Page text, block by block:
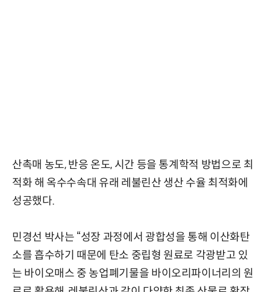
산촉매 농도, 반응 온도, 시간 등을 통계학적 방법으로 최
적화 해 옥수수속대 유래 레불린산 생산 수율 최적화에
성공했다.
민경선 박사는 “성장 과정에서 광합성을 통해 이산화탄
소를 흡수하기 때문에 탄소 중립형 원료로 각광받고 있
는 바이오매스 중 농업폐기물을 바이오리파이너리의 원